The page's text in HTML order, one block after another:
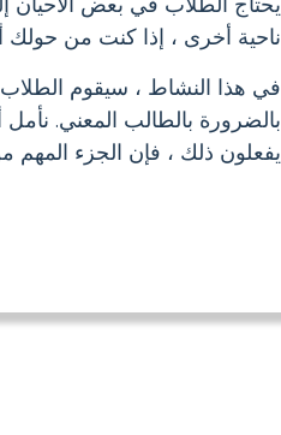
ناحية أخرى ، إذا كنت من حولك
في هذا النشاط ، سيقوم الطلاب
بالضرورة بالطالب المعني. نأمل
يفعلون ذلك ، فإن الجزء المهم